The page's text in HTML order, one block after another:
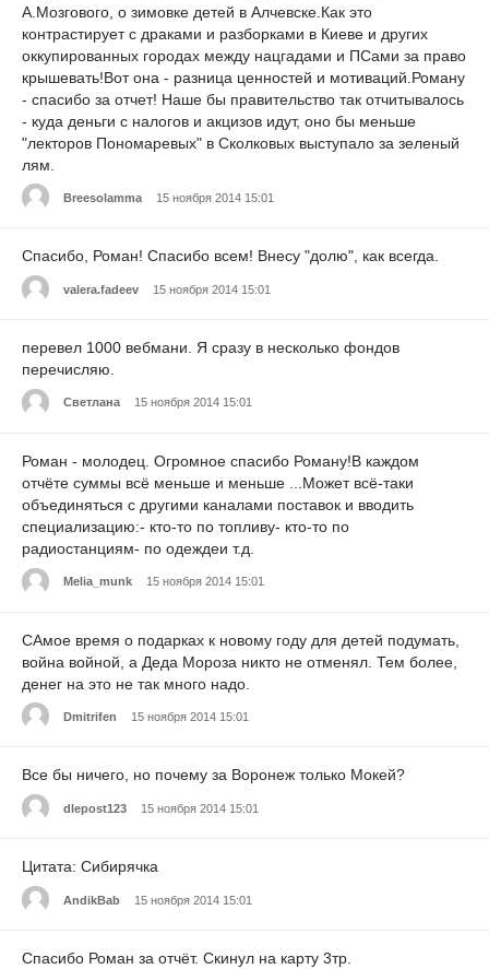
А.Мозгового, о зимовке детей в Алчевске.Как это
контрастирует с драками и разборками в Киеве и других
оккупированных городах между нацгадами и ПСами за право
крышевать!Вот она - разница ценностей и мотиваций.Роману
- спасибо за отчет! Наше бы правительство так отчитывалось
- куда деньги с налогов и акцизов идут, оно бы меньше
"лекторов Пономаревых" в Сколковых выступало за зеленый
лям.
Breesolamma 15 ноября 2014 15:01
Спасибо, Роман! Спасибо всем! Внесу "долю", как всегда.
valera.fadeev 15 ноября 2014 15:01
перевел 1000 вебмани. Я сразу в несколько фондов
перечисляю.
Светлана 15 ноября 2014 15:01
Роман - молодец. Огромное спасибо Роману!В каждом
отчёте суммы всё меньше и меньше ...Может всё-таки
объединяться с другими каналами поставок и вводить
специализацию:- кто-то по топливу- кто-то по
радиостанциям- по одеждеи т.д.
Melia_munk 15 ноября 2014 15:01
САмое время о подарках к новому году для детей подумать,
война войной, а Деда Мороза никто не отменял. Тем более,
денег на это не так много надо.
Dmitrifen 15 ноября 2014 15:01
Все бы ничего, но почему за Воронеж только Мокей?
dlepost123 15 ноября 2014 15:01
Цитата: Сибирячка
AndikBab 15 ноября 2014 15:01
Спасибо Роман за отчёт. Скинул на карту 3тр.